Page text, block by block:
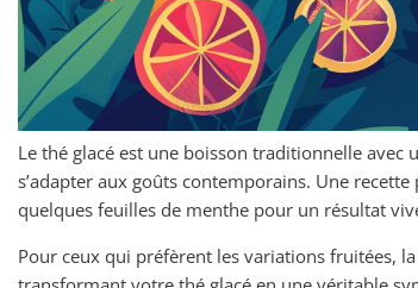
Le thé glacé est une boisson traditionnelle avec
s’adapter aux goûts contemporains. Une
quelques feuilles de menthe pour un résultat
Pour ceux qui préfèrent les variations fruitées,